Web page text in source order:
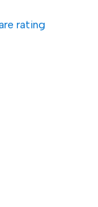
rating